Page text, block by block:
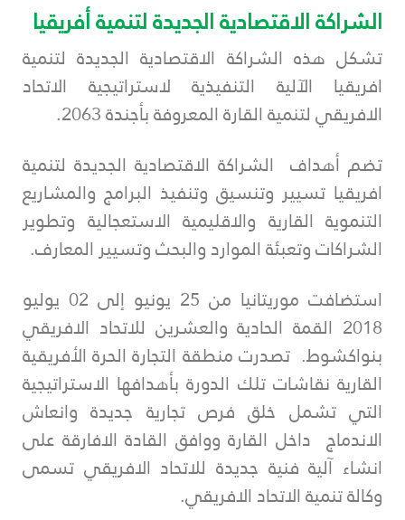
الشراكة الاقتصادية الجديدة لتنمية أفريقيا
تشكل هذه الشراكة الاقتصادية الجديدة لتنمية
افريقيا الآلية التنفيذية لاستراتيجية الاتحاد
الافريقي لتنمية القارة المعروفة بأجندة 2063.
تضم أهداف الشراكة الاقتصادية الجديدة لتنمية
افريقيا تسيير وتنسيق وتنفيذ البرامج والمشاريع
التنموية القارية والاقليمية الاستعجالية وتطوير
الشراكات وتعبئة الموارد والبحث وتسيير المعارف.
استضافت موريتانيا من 25 يونيو إلى 02 يوليو
2018 القمة الحادية والعشرين للاتحاد الافريقي
بنواكشوط. تصدرت منطقة التجارة الحرة الأفريقية
القارية نقاشات تلك الدورة بأهدافها الاستراتيجية
التي تشمل خلق فرص تجارية جديدة وانعاش
الاندماج داخل القارة ووافق القادة الافارقة على
انشاء آلية فنية جديدة للاتحاد الافريقي تسمى
وكالة تنمية الاتحاد الافريقي.